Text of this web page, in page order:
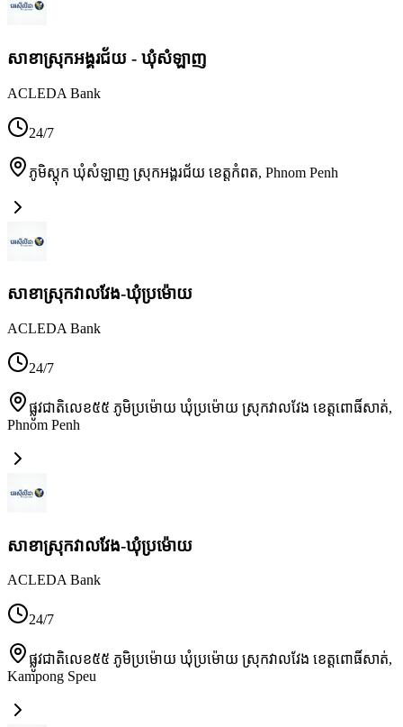
សាខាស្រុកអង្គរជ័យ - ឃុំសំឡាញ
ACLEDA Bank
24/7
ភូមិស្តុក ឃុំសំឡាញ ស្រុកអង្គរជ័យ ខេត្តកំពត, Phnom Penh
សាខាស្រុកវាលវែង-ឃុំប្រម៉ោយ
ACLEDA Bank
24/7
ផ្លូវជាតិលេខ៥៥ ភូមិប្រម៉ោយ ឃុំប្រម៉ោយ ស្រុកវាលវែង ខេត្តពោធិ៍សាត់,
Phnom Penh
សាខាស្រុកវាលវែង-ឃុំប្រម៉ោយ
ACLEDA Bank
24/7
ផ្លូវជាតិលេខ៥៥ ភូមិប្រម៉ោយ ឃុំប្រម៉ោយ ស្រុកវាលវែង ខេត្តពោធិ៍សាត់,
Kampong Speu